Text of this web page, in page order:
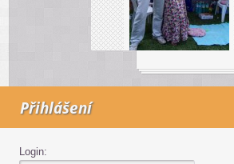
Přihlášení
Login: